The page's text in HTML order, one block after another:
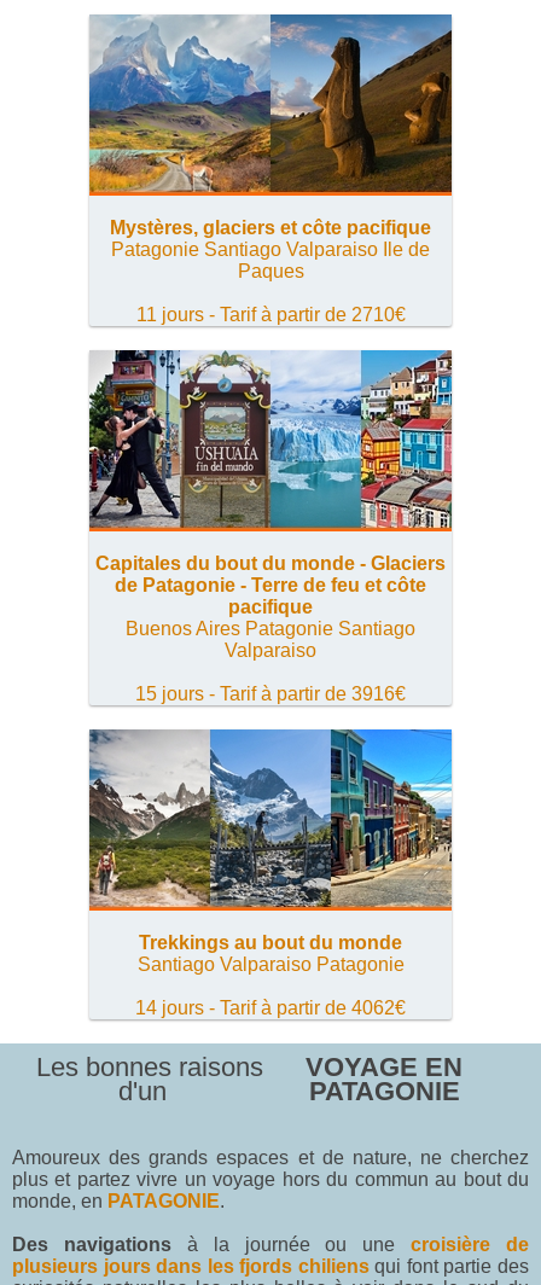
Mystères, glaciers et côte pacifique
Patagonie Santiago Valparaiso Ile de
Paques
11 jours - Tarif à partir de 2710€
Capitales du bout du monde - Glaciers
de Patagonie - Terre de feu et côte
pacifique
Buenos Aires Patagonie Santiago
Valparaiso
15 jours - Tarif à partir de 3916€
Trekkings au bout du monde
Santiago Valparaiso Patagonie
14 jours - Tarif à partir de 4062€
Les bonnes raisons
d'un
VOYAGE EN
PATAGONIE
Amoureux des grands espaces et de nature, ne cherchez
plus et partez vivre un voyage hors du commun au bout du
monde, en PATAGONIE.
Des navigationsà la journée ou unecroisière de
plusieurs jours dans les fjords chiliensqui font partie des